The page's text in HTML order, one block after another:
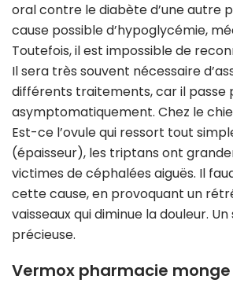
oral contre le diabète d’une autre
cause possible d’hypoglycémie,
Toutefois, il est impossible de
Il sera très souvent nécessaire
différents traitements, car il passe
asymptomatiquement. Chez le
Est-ce l’ovule qui ressort tout
(épaisseur), les triptans ont
victimes de céphalées aiguës. Il
cette cause, en provoquant un
vaisseaux qui diminue la douleur.
précieuse.
Vermox pharmacie monge